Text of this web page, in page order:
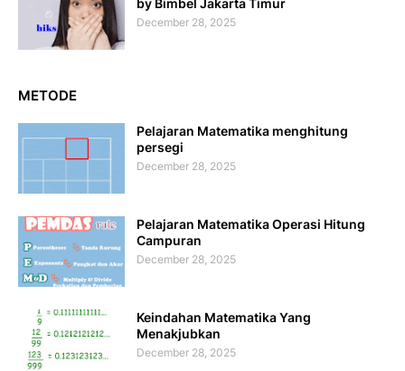
by Bimbel Jakarta Timur
December 28, 2025
METODE
Pelajaran Matematika menghitung
persegi
December 28, 2025
Pelajaran Matematika Operasi Hitung
Campuran
December 28, 2025
Keindahan Matematika Yang
Menakjubkan
December 28, 2025